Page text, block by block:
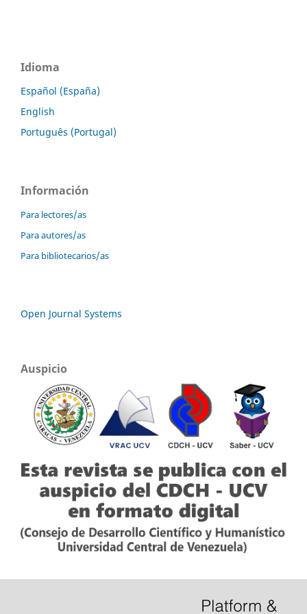
Idioma
Español (España)
English
Português (Portugal)
Información
Para lectores/as
Para autores/as
Para bibliotecarios/as
Open Journal Systems
Auspicio